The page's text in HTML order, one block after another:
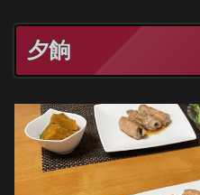
夕餉